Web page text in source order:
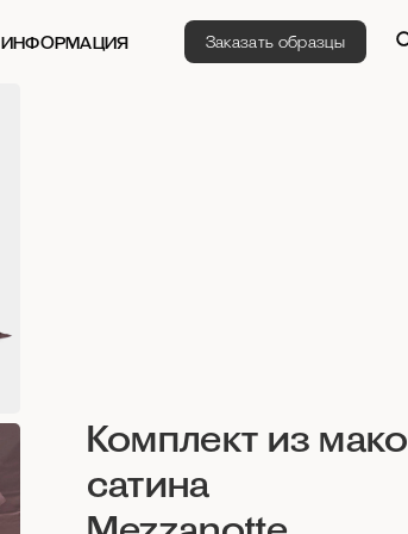
ИНФОРМАЦИЯ Заказать образцы
Комплект из мако
сатина